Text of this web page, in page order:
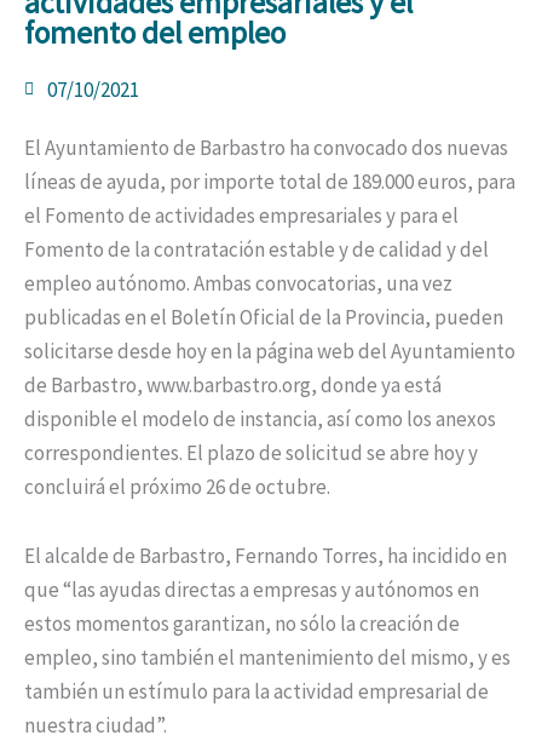
fomento del empleo
07/10/2021
El Ayuntamiento de Barbastro ha convocado dos nuevas
líneas de ayuda, por importe total de 189.000 euros, para
el Fomento de actividades empresariales y para el
Fomento de la contratación estable y de calidad y del
empleo autónomo. Ambas convocatorias, una vez
publicadas en el Boletín Oficial de la Provincia, pueden
solicitarse desde hoy en la página web del Ayuntamiento
de Barbastro, www.barbastro.org, donde ya está
disponible el modelo de instancia, así como los anexos
correspondientes. El plazo de solicitud se abre hoy y
concluirá el próximo 26 de octubre.
El alcalde de Barbastro, Fernando Torres, ha incidido en
que “las ayudas directas a empresas y autónomos en
estos momentos garantizan, no sólo la creación de
empleo, sino también el mantenimiento del mismo, y es
también un estímulo para la actividad empresarial de
nuestra ciudad”.